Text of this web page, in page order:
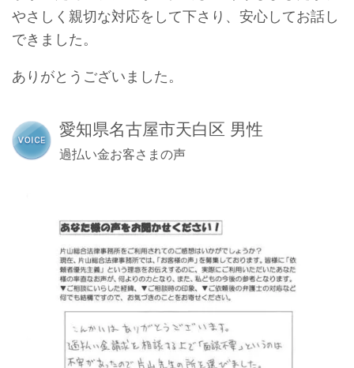
やさしく親切な対応をして下さり、安心してお話し
できました。
ありがとうございました。
愛知県名古屋市天白区 男性
過払い金お客さまの声